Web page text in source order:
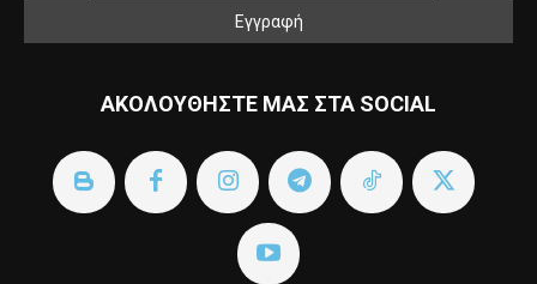
ΑΚΟΛΟΥΘΗΣΤΕ ΜΑΣ ΣΤΑ SOCIAL